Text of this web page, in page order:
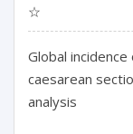
☆
Global
caesarean
analysis